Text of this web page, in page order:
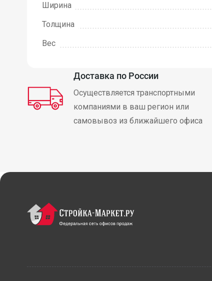
Ширина
Толщина
Вес
Доставка по России
Осуществляется транспортными
компаниями в ваш регион или
самовывоз из ближайшего офиса